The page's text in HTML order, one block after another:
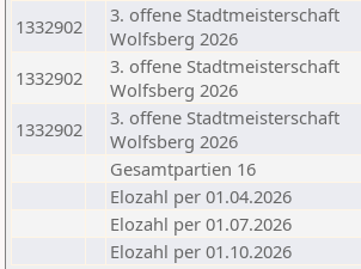
1332902
3. offene Stadtmeisterschaft
Wolfsberg 2026
1332902
3. offene Stadtmeisterschaft
Wolfsberg 2026
1332902
3. offene Stadtmeisterschaft
Wolfsberg 2026
Gesamtpartien 16
Elozahl per 01.04.2026
Elozahl per 01.07.2026
Elozahl per 01.10.2026